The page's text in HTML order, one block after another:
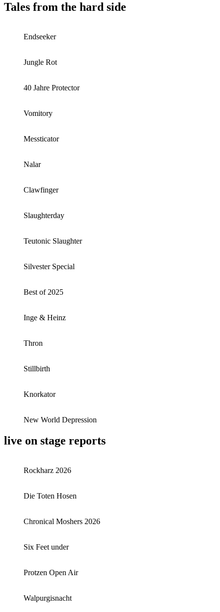
Tales from the hard side
Endseeker
Jungle Rot
40 Jahre Protector
Vomitory
Messticator
Nalar
Clawfinger
Slaughterday
Teutonic Slaughter
Silvester Special
Best of 2025
Inge & Heinz
Thron
Stillbirth
Knorkator
New World Depression
live on stage reports
Rockharz 2026
Die Toten Hosen
Chronical Moshers 2026
Six Feet under
Protzen Open Air
Walpurgisnacht